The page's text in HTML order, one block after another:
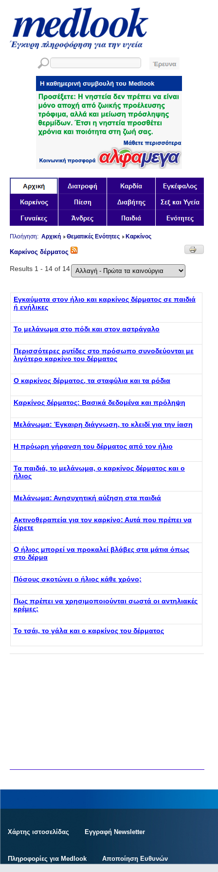
Πλοήγηση: Αρχική Θεματικές Ενότητες Καρκίνος
Καρκίνος δέρματος
Results 1 - 14 of 14
Εγκαύματα στον ήλιο και καρκίνος δέρματος σε παιδιά
ή ενήλικες
Το μελάνωμα στο πόδι και στον αστράγαλο
Περισσότερες ρυτίδες στο πρόσωπο συνοδεύονται με
λιγότερο καρκίνο του δέρματος
Ο καρκίνος δέρματος, τα σταφύλια και τα ρόδια
Καρκίνος δέρματος: Βασικά δεδομένα και πρόληψη
Μελάνωμα: Έγκαιρη διάγνωση, το κλειδί για την ίαση
Η πρόωρη γήρανση του δέρματος από τον ήλιο
Τα παιδιά, το μελάνωμα, ο καρκίνος δέρματος και ο
ήλιος
Μελάνωμα: Ανησυχητική αύξηση στα παιδιά
Ακτινοθεραπεία για τον καρκίνο: Αυτά που πρέπει να
ξέρετε
Ο ήλιος μπορεί να προκαλεί βλάβες στα μάτια όπως
στο δέρμα
Πόσους σκοτώνει ο ήλιος κάθε χρόνο;
Πως πρέπει να χρησιμοποιούνται σωστά οι αντηλιακές
κρέμες;
Το τσάι, το γάλα και ο καρκίνος του δέρματος
Χάρτης ιστοσελίδας Εγγραφή Newsletter
Πληροφορίες για Medlook Αποποίηση Ευθυνών